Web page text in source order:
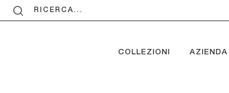
RICERCA...
COLLEZIONI AZIENDA